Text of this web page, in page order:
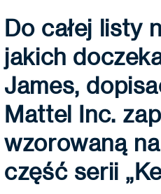
Do całej listy
jakich
James,
Mattel Inc.
wzorowaną
część serii